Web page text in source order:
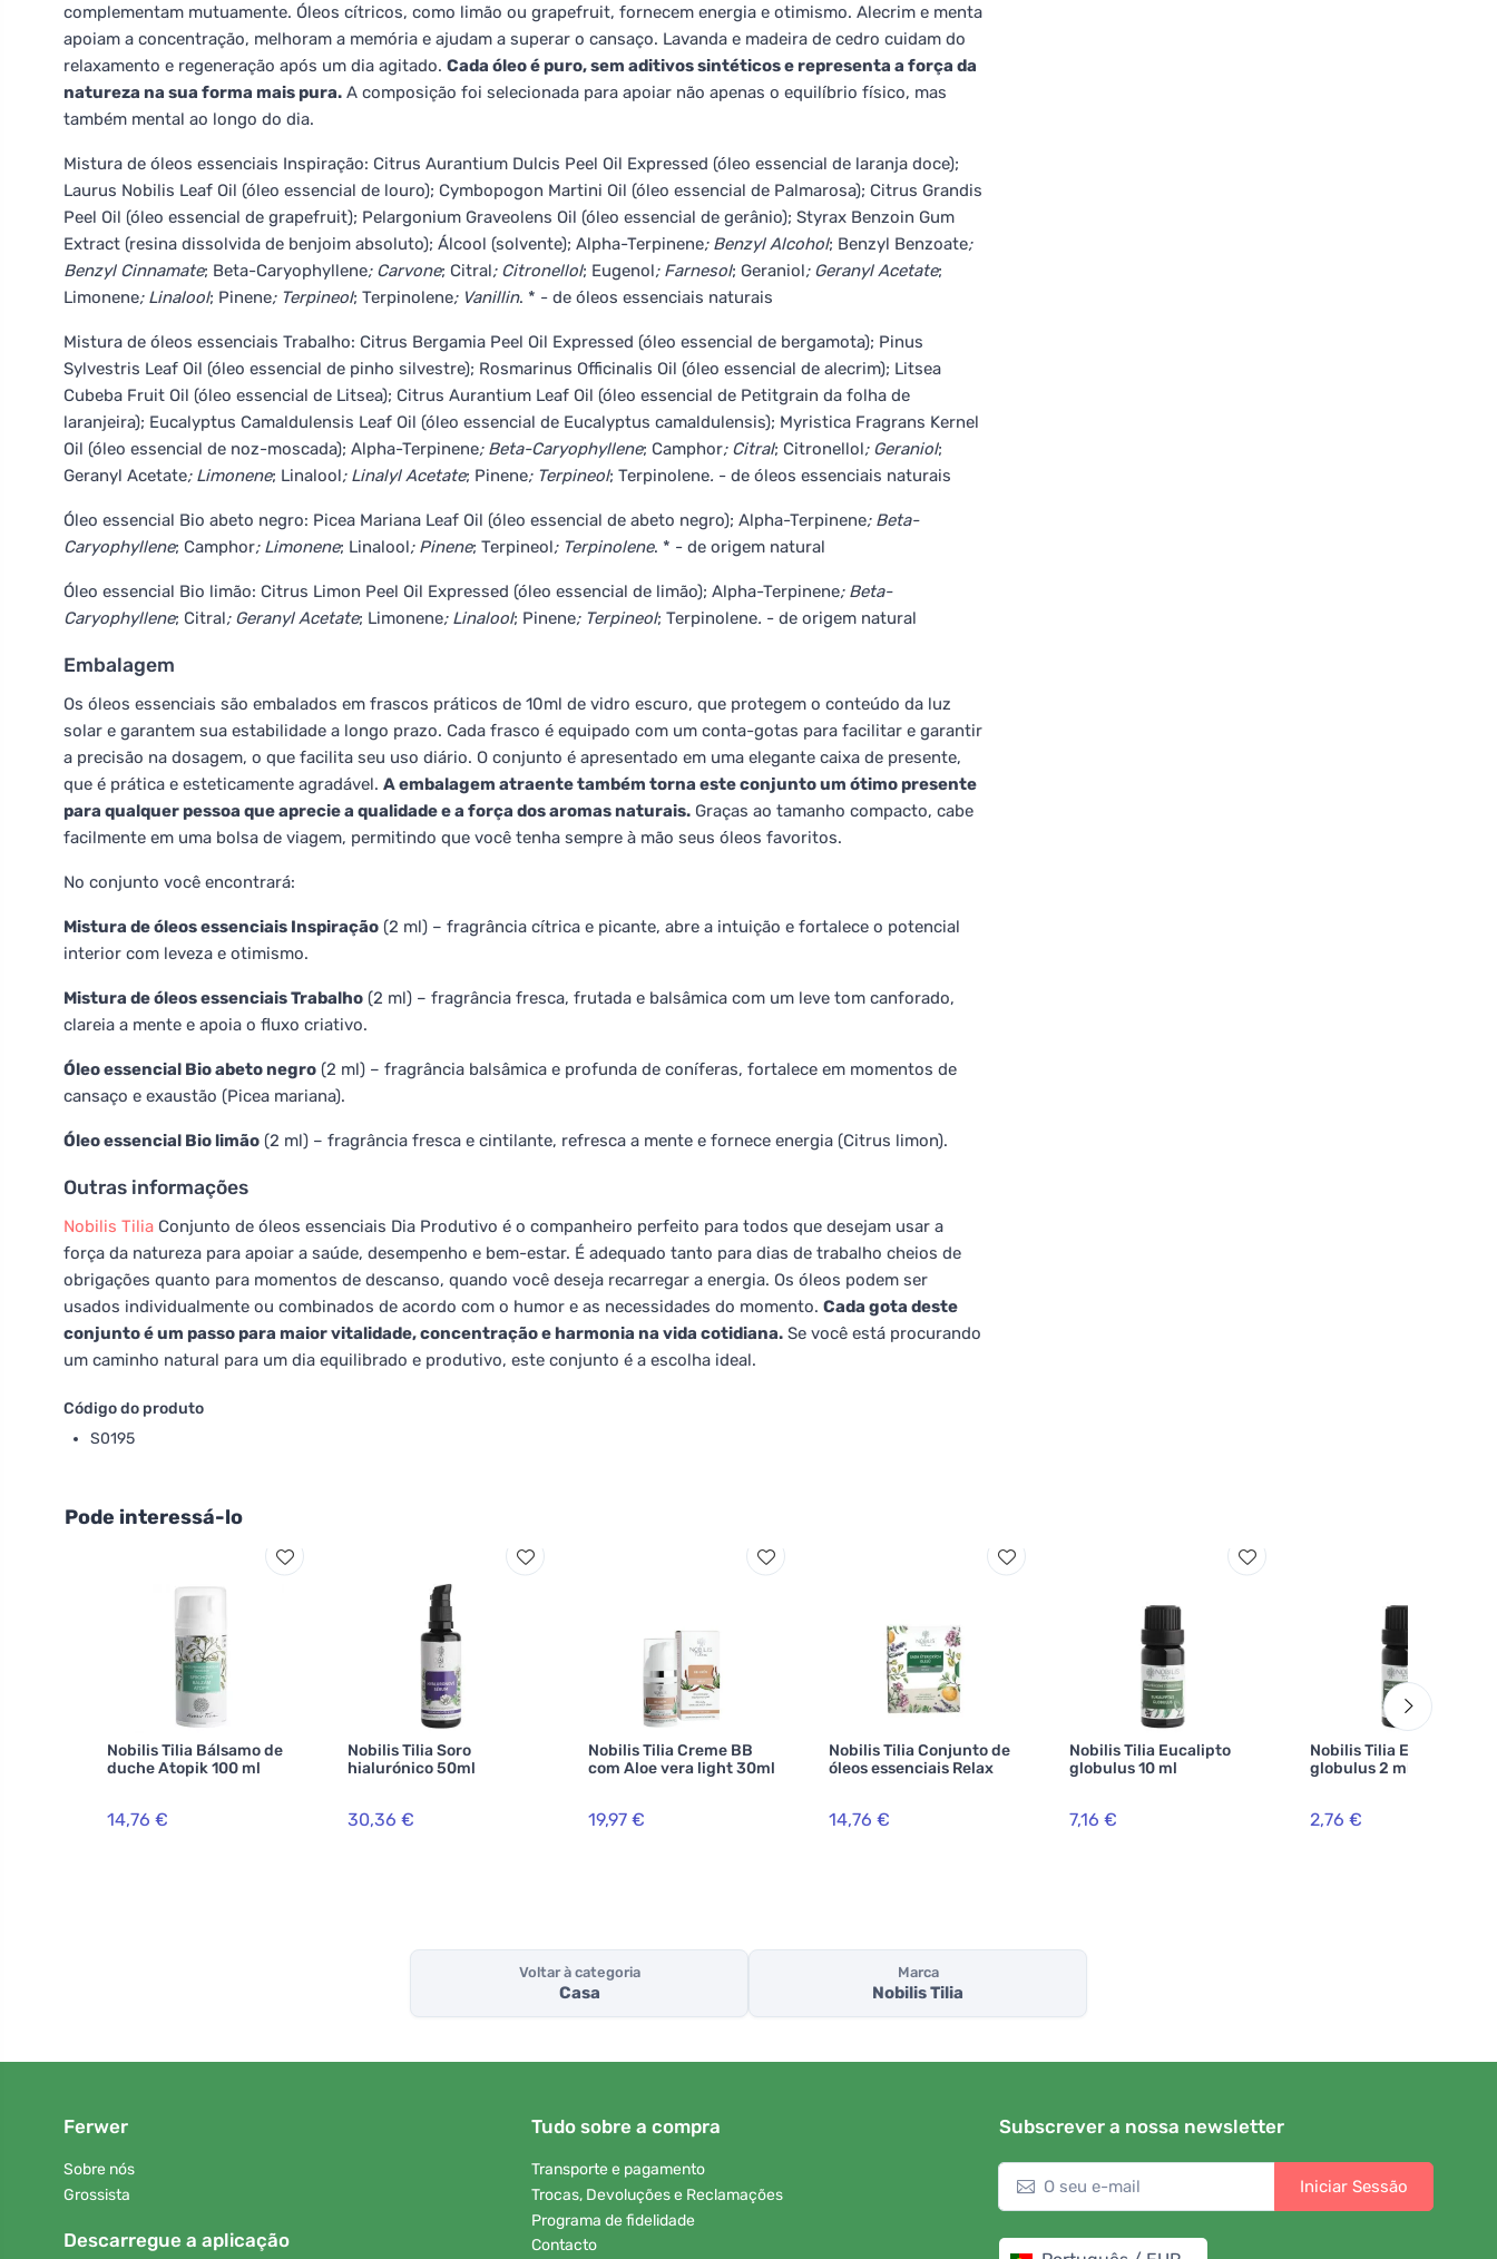
complementam mutuamente. Óleos cítricos, como limão ou grapefruit, fornecem energia e otimismo. Alecrim e menta
apoiam a concentração, melhoram a memória e ajudam a superar o cansaço. Lavanda e madeira de cedro cuidam do
relaxamento e regeneração após um dia agitado. Cada óleo é puro, sem aditivos sintéticos e representa a força da
natureza na sua forma mais pura. A composição foi selecionada para apoiar não apenas o equilíbrio físico, mas
também mental ao longo do dia.
Mistura de óleos essenciais Inspiração: Citrus Aurantium Dulcis Peel Oil Expressed (óleo essencial de laranja doce);
Laurus Nobilis Leaf Oil (óleo essencial de louro); Cymbopogon Martini Oil (óleo essencial de Palmarosa); Citrus Grandis
Peel Oil (óleo essencial de grapefruit); Pelargonium Graveolens Oil (óleo essencial de gerânio); Styrax Benzoin Gum
Extract (resina dissolvida de benjoim absoluto); Álcool (solvente); Alpha-Terpinene; Benzyl Alcohol; Benzyl Benzoate;
Benzyl Cinnamate; Beta-Caryophyllene; Carvone; Citral; Citronellol; Eugenol; Farnesol; Geraniol; Geranyl Acetate;
Limonene; Linalool; Pinene; Terpineol; Terpinolene; Vanillin. * - de óleos essenciais naturais
Mistura de óleos essenciais Trabalho: Citrus Bergamia Peel Oil Expressed (óleo essencial de bergamota); Pinus
Sylvestris Leaf Oil (óleo essencial de pinho silvestre); Rosmarinus Officinalis Oil (óleo essencial de alecrim); Litsea
Cubeba Fruit Oil (óleo essencial de Litsea); Citrus Aurantium Leaf Oil (óleo essencial de Petitgrain da folha de
laranjeira); Eucalyptus Camaldulensis Leaf Oil (óleo essencial de Eucalyptus camaldulensis); Myristica Fragrans Kernel
Oil (óleo essencial de noz-moscada); Alpha-Terpinene; Beta-Caryophyllene; Camphor; Citral; Citronellol; Geraniol;
Geranyl Acetate; Limonene; Linalool; Linalyl Acetate; Pinene; Terpineol; Terpinolene. - de óleos essenciais naturais
Óleo essencial Bio abeto negro: Picea Mariana Leaf Oil (óleo essencial de abeto negro); Alpha-Terpinene; Beta-
Caryophyllene; Camphor; Limonene; Linalool; Pinene; Terpineol; Terpinolene. * - de origem natural
Óleo essencial Bio limão: Citrus Limon Peel Oil Expressed (óleo essencial de limão); Alpha-Terpinene; Beta-
Caryophyllene; Citral; Geranyl Acetate; Limonene; Linalool; Pinene; Terpineol; Terpinolene. - de origem natural
Embalagem
Os óleos essenciais são embalados em frascos práticos de 10ml de vidro escuro, que protegem o conteúdo da luz
solar e garantem sua estabilidade a longo prazo. Cada frasco é equipado com um conta-gotas para facilitar e garantir
a precisão na dosagem, o que facilita seu uso diário. O conjunto é apresentado em uma elegante caixa de presente,
que é prática e esteticamente agradável. A embalagem atraente também torna este conjunto um ótimo presente
para qualquer pessoa que aprecie a qualidade e a força dos aromas naturais. Graças ao tamanho compacto, cabe
facilmente em uma bolsa de viagem, permitindo que você tenha sempre à mão seus óleos favoritos.
No conjunto você encontrará:
Mistura de óleos essenciais Inspiração (2 ml) – fragrância cítrica e picante, abre a intuição e fortalece o potencial
interior com leveza e otimismo.
Mistura de óleos essenciais Trabalho (2 ml) – fragrância fresca, frutada e balsâmica com um leve tom canforado,
clareia a mente e apoia o fluxo criativo.
Óleo essencial Bio abeto negro (2 ml) – fragrância balsâmica e profunda de coníferas, fortalece em momentos de
cansaço e exaustão (Picea mariana).
Óleo essencial Bio limão (2 ml) – fragrância fresca e cintilante, refresca a mente e fornece energia (Citrus limon).
Outras informações
Nobilis Tilia Conjunto de óleos essenciais Dia Produtivo é o companheiro perfeito para todos que desejam usar a
força da natureza para apoiar a saúde, desempenho e bem-estar. É adequado tanto para dias de trabalho cheios de
obrigações quanto para momentos de descanso, quando você deseja recarregar a energia. Os óleos podem ser
usados individualmente ou combinados de acordo com o humor e as necessidades do momento. Cada gota deste
conjunto é um passo para maior vitalidade, concentração e harmonia na vida cotidiana. Se você está procurando
um caminho natural para um dia equilibrado e produtivo, este conjunto é a escolha ideal.
Código do produto
S0195
Pode interessá-lo
Nobilis Tilia Bálsamo de
duche Atopik 100 ml
14,76 €
Nobilis Tilia Soro
hialurónico 50ml
30,36 €
Nobilis Tilia Creme BB
com Aloe vera light 30ml
19,97 €
Nobilis Tilia Conjunto de
óleos essenciais Relax
14,76 €
Nobilis Tilia Eucalipto
globulus 10 ml
7,16 €
Nobilis Tilia Eucalyptus
globulus 2 ml vidro
2,76 €
Voltar à categoria
Casa
Marca
Nobilis Tilia
Ferwer
Sobre nós
Grossista
Descarregue a aplicação
Tudo sobre a compra
Transporte e pagamento
Trocas, Devoluções e Reclamações
Programa de fidelidade
Contacto
Subscrever a nossa newsletter
Iniciar Sessão